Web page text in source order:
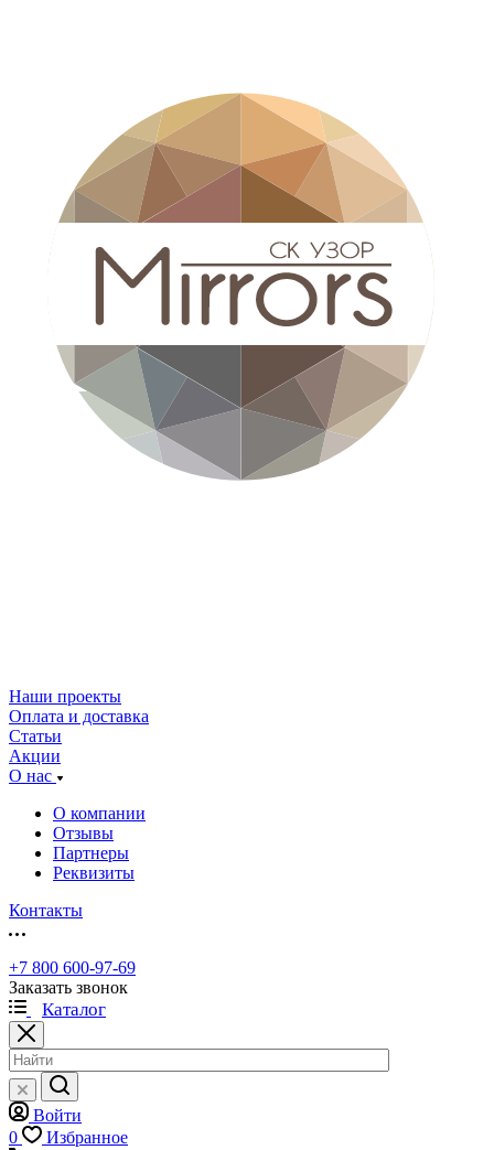
Наши проекты
Оплата и доставка
Статьи
Акции
О нас
О компании
Отзывы
Партнеры
Реквизиты
Контакты
+7 800 600-97-69
Заказать звонок
Каталог
Войти
0
Избранное